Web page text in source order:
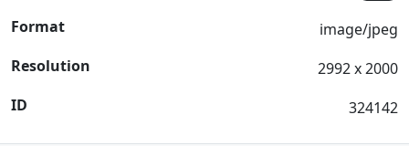
Format
image/jpeg
Resolution
2992 x 2000
ID
324142